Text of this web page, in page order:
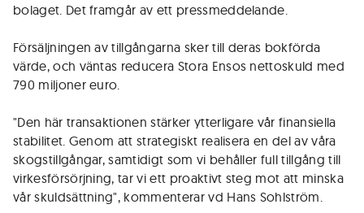
bolaget. Det framgår av ett pressmeddelande.
Försäljningen av tillgångarna sker till deras bokförda
värde, och väntas reducera Stora Ensos nettoskuld med
790 miljoner euro.
"Den här transaktionen stärker ytterligare vår finansiella
stabilitet. Genom att strategiskt realisera en del av våra
skogstillgångar, samtidigt som vi behåller full tillgång till
virkesförsörjning, tar vi ett proaktivt steg mot att minska
vår skuldsättning", kommenterar vd Hans Sohlström.